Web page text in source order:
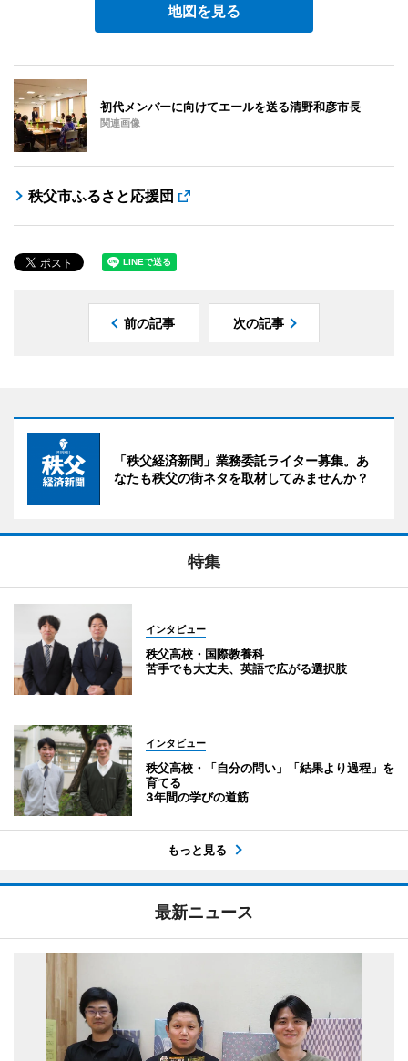
地図を見る
初代メンバーに向けてエールを送る清野和彦市長
関連画像
秩父市ふるさと応援団
前の記事 次の記事
「秩父経済新聞」業務委託ライター募集。あ
なたも秩父の街ネタを取材してみませんか？
特集
インタビュー
秩父高校・国際教養科
苦手でも大丈夫、英語で広がる選択肢
インタビュー
秩父高校・「自分の問い」「結果より過程」を
育てる
3年間の学びの道筋
もっと見る
最新ニュース